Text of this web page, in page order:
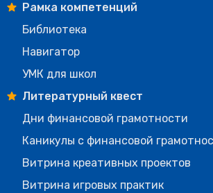
Рамка компетенций
Библиотека
Навигатор
УМК для школ
Литературный квест
Дни финансовой грамотности
Каникулы с финансовой
Витрина креативных проектов
Витрина игровых практик